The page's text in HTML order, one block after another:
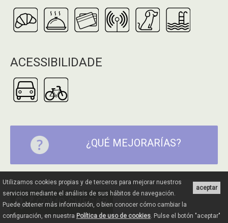
ACESSIBILIDADE
¿QUÉ MEJORARÍAS?
COMO CHEGAR
aceptar
Utilizamos cookies propias y de terceros para mejorar nuestros
servicios mediante el análisis de sus hábitos de navegación.
Puede obtener más información, o bien conocer cómo cambiar la
configuración, en nuestra Política de uso de cookies. Pulse el botón "aceptar"